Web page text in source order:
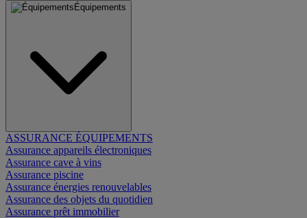
Équipements
ASSURANCE ÉQUIPEMENTS
Assurance appareils électroniques
Assurance cave à vins
Assurance piscine
Assurance énergies renouvelables
Assurance des objets du quotidien
Assurance prêt immobilier